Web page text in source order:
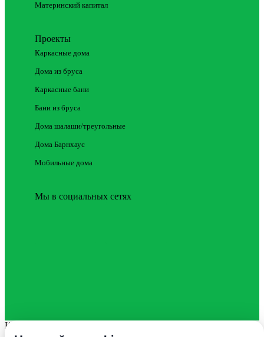
Материнский капитал
Проекты
Каркасные дома
Дома из бруса
Каркасные бани
Бани из бруса
Дома шалаши/треугольные
Дома Барнхаус
Мобильные дома
Мы в социальных сетях
Каталог